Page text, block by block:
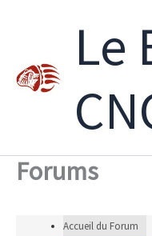
Le
Forums
Accueil du Forum